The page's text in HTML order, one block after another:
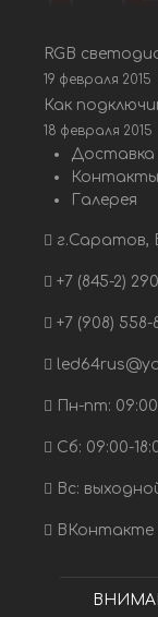
RGB
19 февраля 2015
Как
18 февраля 2015
Доставка
Контакты
Галерея
г.Саратов,
+7 (845-2)
+7 (908) 558-
Пн-пт:
Сб: 09:00-
Вс:
ВКонтакте